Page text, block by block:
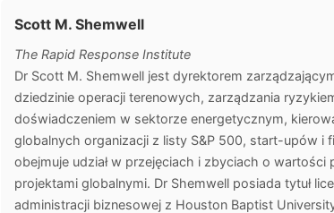
Scott M. Shemwell
The Rapid Response Institute
Dr Scott M. Shemwell jest dyrektorem
dziedzinie operacji terenowych, zarządzania
doświadczeniem w sektorze energetycznym,
globalnych organizacji z listy S&P 500, start-upów i
obejmuje udział w przejęciach i zbyciach o
projektami globalnymi. Dr Shemwell posiada tytuł
administracji biznesowej z Houston Baptist